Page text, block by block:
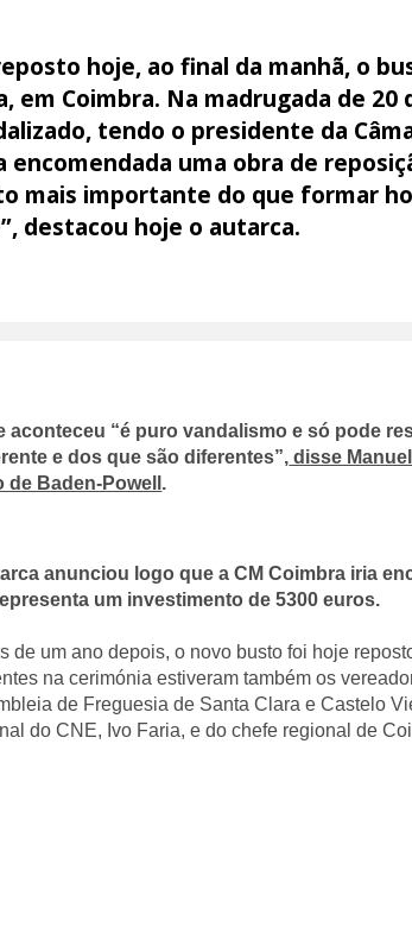
hoje, ao final da manhã, o
em Coimbra. Na madrugada de
tendo o presidente da
encomendada uma obra de
mais importante do que formar
destacou hoje o autarca.
aconteceu “é puro vandalismo e só pode
e dos que são diferentes”, disse
de Baden-Powell .
anunciou logo que a CM Coimbra iria
um investimento de 5300 euros.
de um ano depois, o novo busto foi hoje
na cerimónia estiveram também os
de Freguesia de Santa Clara e Castelo
do CNE, Ivo Faria, e do chefe regional de